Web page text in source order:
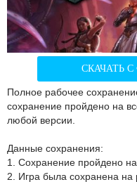
СКАЧАТЬ
Полное рабочее
сохранение пройдено на
любой версии.
Данные сохранения:
1. Сохранение пройдено
2. Игра была сохранена на